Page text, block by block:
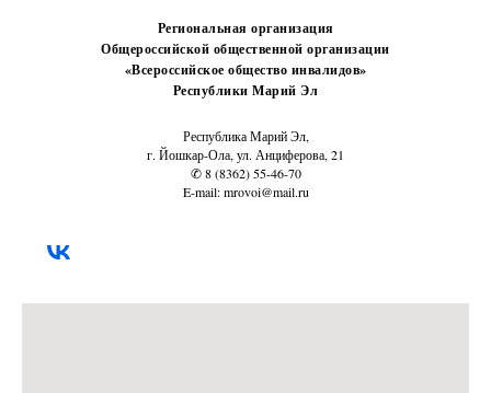
Региональная организация
Общероссийской общественной организации
«Всероссийское общество инвалидов»
Республики Марий Эл
Республика Марий Эл,
г. Йошкар-Ола, ул. Анциферова, 21
✆ 8 (8362) 55-46-70
E-mail: mrovoi@mail.ru